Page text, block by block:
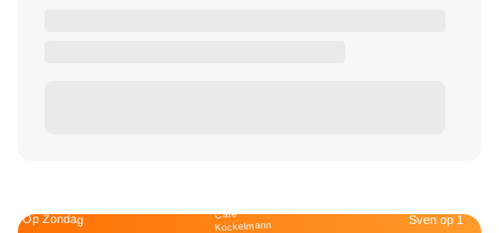
Op Zondag Café
Kockelmann Sven op 1